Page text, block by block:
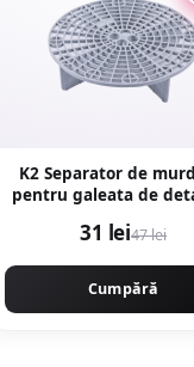
K2 Separator de
pentru galeata de
31 lei47 lei
Cumpără